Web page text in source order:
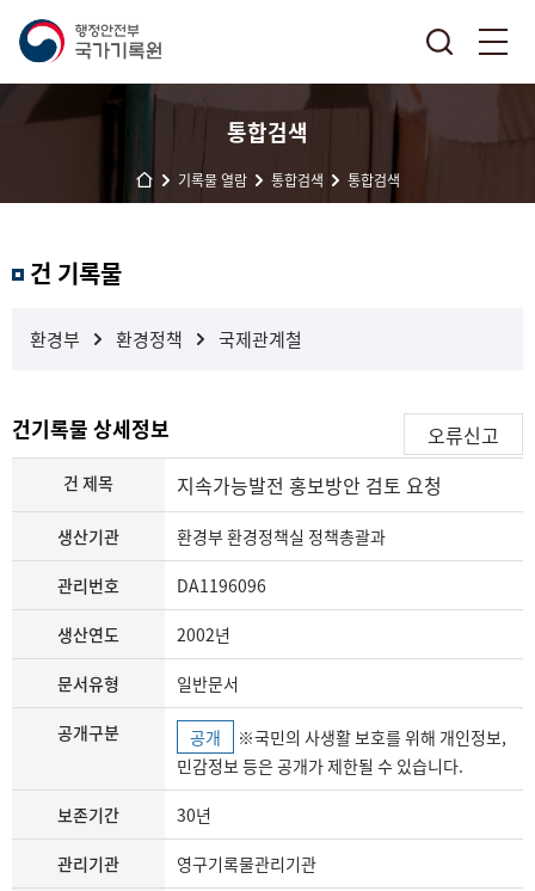
통합검색
기록물 열람 통합검색 통합검색
과 건 기록물
환경부 환경정책 국제관계철
건기록물 상세정보 오류신고
건 제목 지속가능발전 홍보방안 검토 요청
생산기관 환경부 환경정책실 정책총괄과
관리번호 DA1196096
생산연도 2002년
문서유형 일반문서
공개구분 공개
민감정보 등은 공개가 제한될 수 있습니다.
보존기간 30년
관리기관 영구기록물관리기관